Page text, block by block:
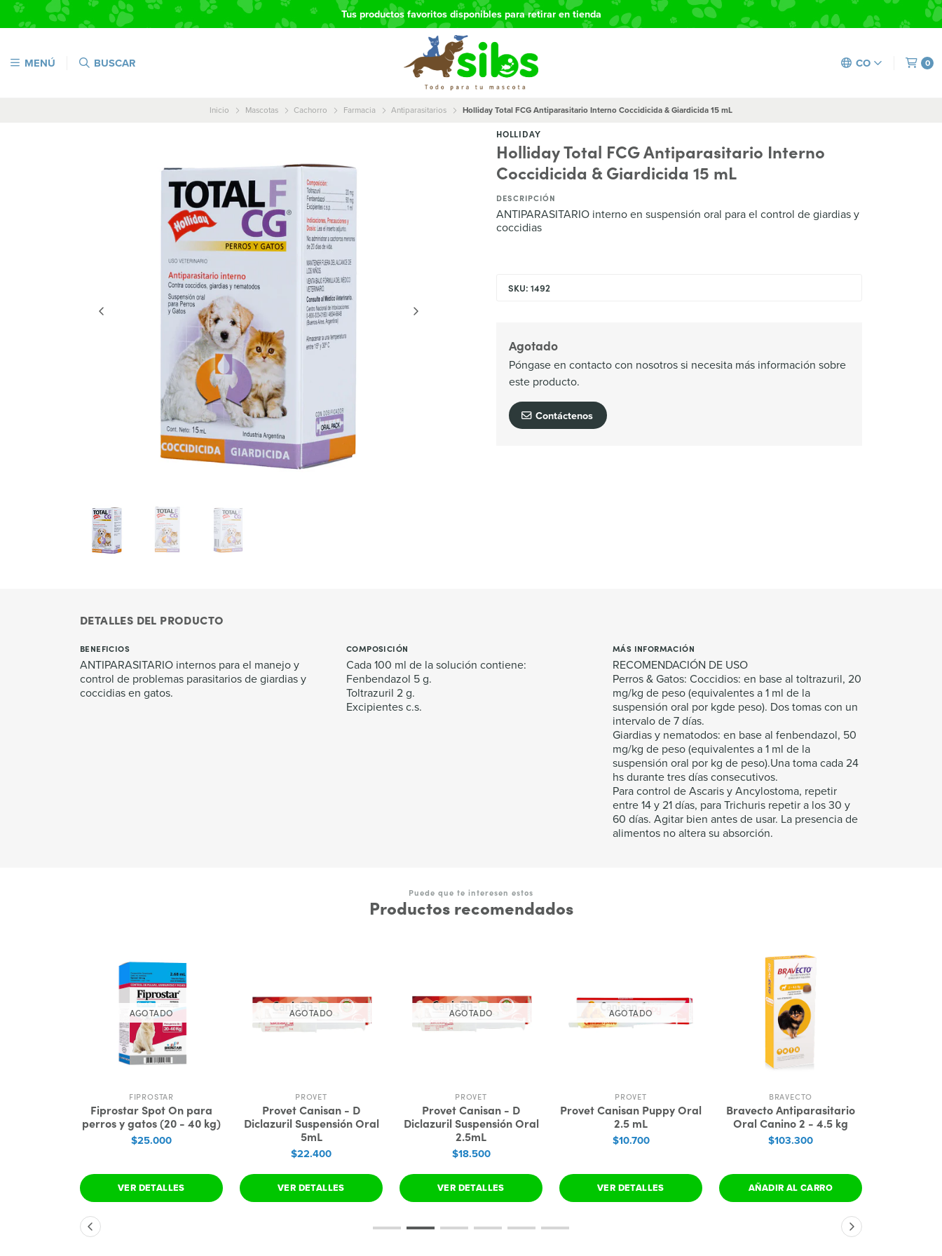
MENÚ BUSCAR CO 0
Tus productos favoritos disponibles para retirar en tienda
Inicio Mascotas Cachorro Farmacia Antiparasitarios Holliday Total FCG Antiparasitario Interno Coccidicida & Giardicida 15 mL
HOLLIDAY
Holliday Total FCG Antiparasitario Interno
Coccidicida & Giardicida 15 mL
DESCRIPCIÓN
ANTIPARASITARIO interno en suspensión oral para el control de giardias y
coccidias
SKU: 1492
Agotado
Póngase en contacto con nosotros si necesita más información sobre
este producto.
Contáctenos
DETALLES DEL PRODUCTO
BENEFICIOS
ANTIPARASITARIO internos para el manejo y
control de problemas parasitarios de giardias y
coccidias en gatos.
COMPOSICIÓN
Cada 100 ml de la solución contiene:
Fenbendazol 5 g.
Toltrazuril 2 g.
Excipientes c.s.
MÁS INFORMACIÓN
RECOMENDACIÓN DE USO
Perros & Gatos: Coccidios: en base al toltrazuril, 20
mg/kg de peso (equivalentes a 1 ml de la
suspensión oral por kgde peso). Dos tomas con un
intervalo de 7 días.
Giardias y nematodos: en base al fenbendazol, 50
mg/kg de peso (equivalentes a 1 ml de la
suspensión oral por kg de peso).Una toma cada 24
hs durante tres días consecutivos.
Para control de Ascaris y Ancylostoma, repetir
entre 14 y 21 días, para Trichuris repetir a los 30 y
60 días. Agitar bien antes de usar. La presencia de
alimentos no altera su absorción.
Puede que te interesen estos
Productos recomendados
AGOTADO
FIPROSTAR
Fiprostar Spot On para
perros y gatos (20 - 40 kg)
$25.000
VER DETALLES
AGOTADO
PROVET
Provet Canisan - D
Diclazuril Suspensión Oral
5mL
$22.400
VER DETALLES
AGOTADO
PROVET
Provet Canisan - D
Diclazuril Suspensión Oral
2.5mL
$18.500
VER DETALLES
AGOTADO
PROVET
Provet Canisan Puppy Oral
2.5 mL
$10.700
VER DETALLES
BRAVECTO
Bravecto Antiparasitario
Oral Canino 2 - 4.5 kg
$103.300
AÑADIR AL CARRO